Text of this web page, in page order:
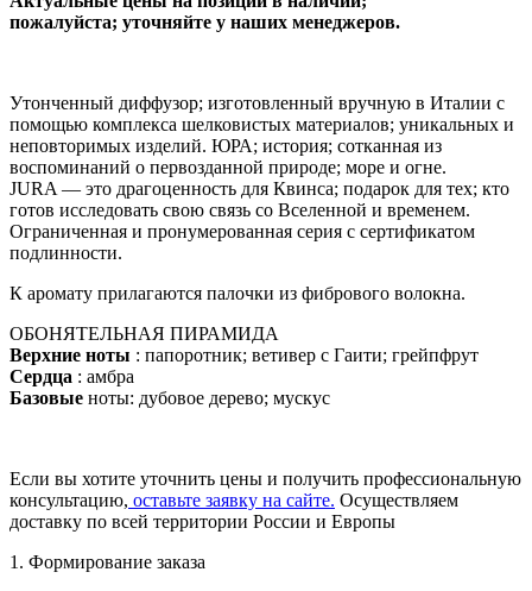
пожалуйста; уточняйте у наших менеджеров.
Утонченный диффузор; изготовленный вручную в Италии с
помощью комплекса шелковистых материалов; уникальных и
неповторимых изделий. ЮРА; история; сотканная из
воспоминаний о первозданной природе; море и огне.
JURA — это драгоценность для Квинса; подарок для тех; кто
готов исследовать свою связь со Вселенной и временем.
Ограниченная и пронумерованная серия с сертификатом
подлинности.
К аромату прилагаются палочки из фибрового волокна.
ОБОНЯТЕЛЬНАЯ ПИРАМИДА
Верхние ноты : папоротник; ветивер с Гаити; грейпфрут
Сердца : амбра
Базовые ноты: дубовое дерево; мускус
Если вы хотите уточнить цены и получить профессиональную
консультацию, оставьте заявку на сайте. Осуществляем
доставку по всей территории России и Европы
1. Формирование заказа